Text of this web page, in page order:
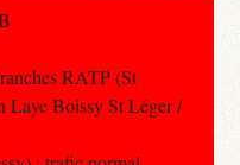
RATP (St
Laye Boissy St Léger /